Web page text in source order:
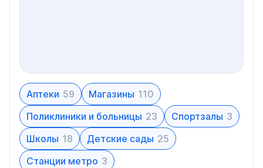
Аптеки 59 Магазины 110
Поликлиники и больницы 23 Спортзалы 3
Школы 18 Детские сады 25
Станции метро 3